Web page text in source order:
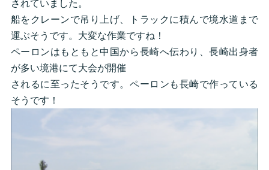
されていました。
船をクレーンで吊り上げ、トラックに積んで境水道まで
運ぶそうです。大変な作業ですね！
ペーロンはもともと中国から長崎へ伝わり、長崎出身者
が多い境港にて大会が開催
されるに至ったそうです。ペーロンも長崎で作っている
そうです！